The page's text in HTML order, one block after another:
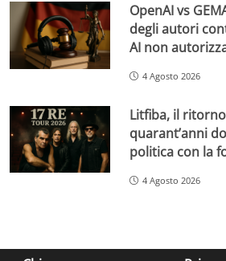
OpenAI vs
degli autori
AI non
4 Agosto 2026
Litfiba, il ritorno
quarant’anni
politica con la
4 Agosto 2026